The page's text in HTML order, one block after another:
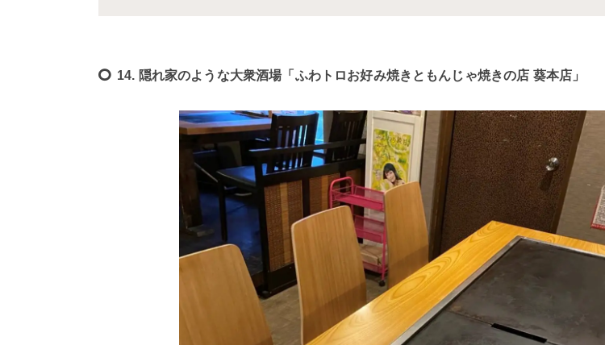
14. 隠れ家のような大衆酒場「ふわトロお好み焼きともんじゃ焼きの店 葵本店」